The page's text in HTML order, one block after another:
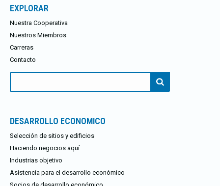
EXPLORAR
Nuestra Cooperativa
Nuestros Miembros
Carreras
Contacto
DESARROLLO ECONOMICO
Selección de sitios y edificios
Haciendo negocios aquí
Industrias objetivo
Asistencia para el desarrollo económico